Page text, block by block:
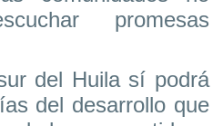
promesas
del Huila sí podrá
del desarrollo que